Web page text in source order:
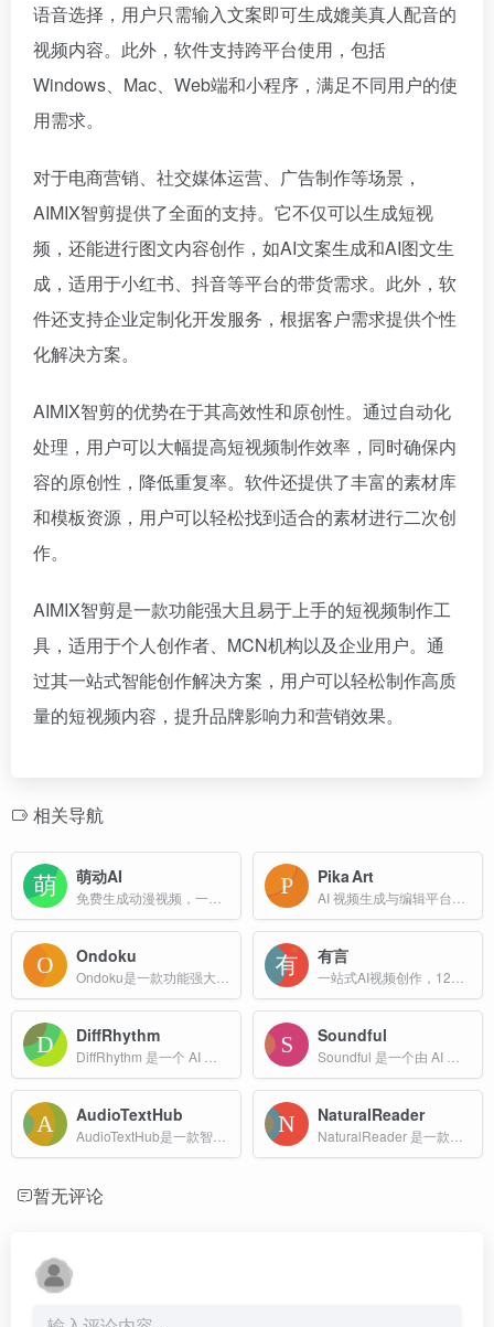
语音选择，用户只需输入文案即可生成媲美真人配音的
视频内容。此外，软件支持跨平台使用，包括
Windows、Mac、Web端和小程序，满足不同用户的使
用需求。
对于电商营销、社交媒体运营、广告制作等场景，
AIMIX智剪提供了全面的支持。它不仅可以生成短视
频，还能进行图文内容创作，如AI文案生成和AI图文生
成，适用于小红书、抖音等平台的带货需求。此外，软
件还支持企业定制化开发服务，根据客户需求提供个性
化解决方案。
AIMIX智剪的优势在于其高效性和原创性。通过自动化
处理，用户可以大幅提高短视频制作效率，同时确保内
容的原创性，降低重复率。软件还提供了丰富的素材库
和模板资源，用户可以轻松找到适合的素材进行二次创
作。
AIMIX智剪是一款功能强大且易于上手的短视频制作工
具，适用于个人创作者、MCN机构以及企业用户。通
过其一站式智能创作解决方案，用户可以轻松制作高质
量的短视频内容，提升品牌影响力和营销效果。
相关导航
萌动AI Pika Art
Ondoku 有言
DiffRhythm Soundful
AudioTextHub NaturalReader
暂无评论